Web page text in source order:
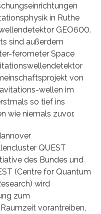
in Ruthe
GEO600.
sind außerdem
ferometer Space
von
wellen im
so tief ins
wie niemals zuvor.
QUEST
des Bundes und
(Centre for Quantum
wird
zum
vorantreiben,